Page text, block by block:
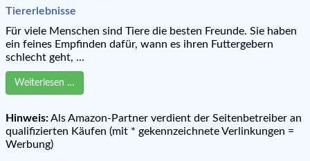
Tiererlebnisse
Für viele Menschen sind Tiere die besten Freunde. Sie haben
ein feines Empfinden dafür, wann es ihren Futtergebern
schlecht geht, ...
Weiterlesen …
Hinweis:Als Amazon-Partner verdient der Seitenbetreiber an
qualifizierten Käufen (mit * gekennzeichnete Verlinkungen =
Werbung)